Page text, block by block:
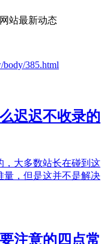
站最新动态
body/385.html
迟迟不收录的
，大多数站长在碰到这
量，但是这并不是解决
注意的四点常